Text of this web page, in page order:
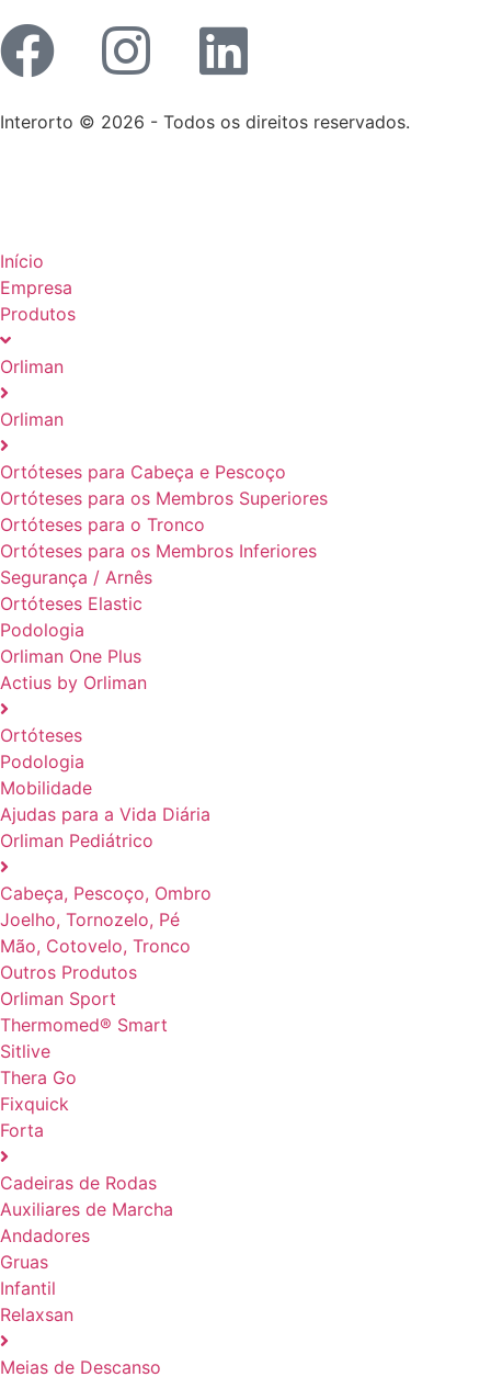
Interorto © 2026 - Todos os direitos reservados.
Início
Empresa
Produtos
Orliman
Orliman
Ortóteses para Cabeça e Pescoço
Ortóteses para os Membros Superiores
Ortóteses para o Tronco
Ortóteses para os Membros Inferiores
Segurança / Arnês
Ortóteses Elastic
Podologia
Orliman One Plus
Actius by Orliman
Ortóteses
Podologia
Mobilidade
Ajudas para a Vida Diária
Orliman Pediátrico
Cabeça, Pescoço, Ombro
Joelho, Tornozelo, Pé
Mão, Cotovelo, Tronco
Outros Produtos
Orliman Sport
Thermomed® Smart
Sitlive
Thera Go
Fixquick
Forta
Cadeiras de Rodas
Auxiliares de Marcha
Andadores
Gruas
Infantil
Relaxsan
Meias de Descanso